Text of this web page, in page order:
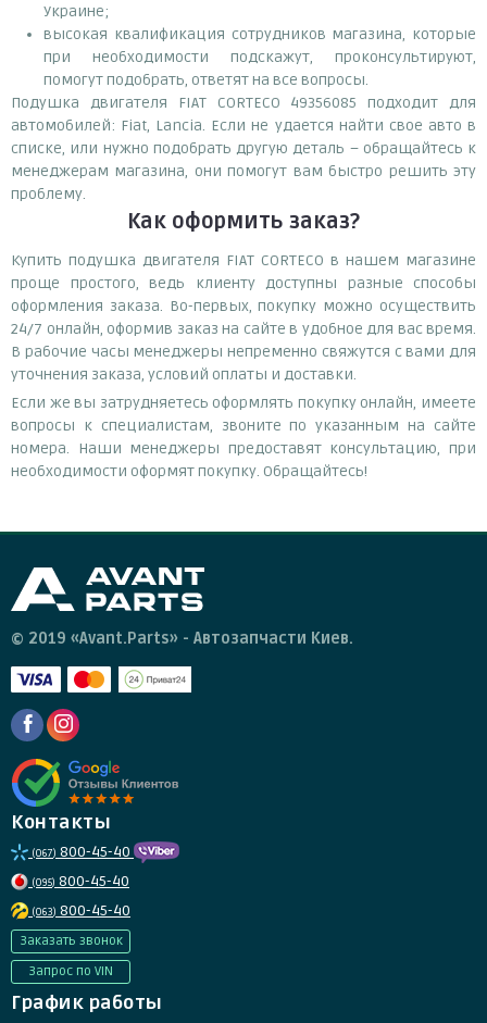
Украине;
высокая квалификация сотрудников магазина, которые
при необходимости подскажут, проконсультируют,
помогут подобрать, ответят на все вопросы.
Подушка двигателя FIAT CORTECO 49356085 подходит для
автомобилей: Fiat, Lancia. Если не удается найти свое авто в
списке, или нужно подобрать другую деталь – обращайтесь к
менеджерам магазина, они помогут вам быстро решить эту
проблему.
Как оформить заказ?
Купить подушка двигателя FIAT CORTECO в нашем магазине
проще простого, ведь клиенту доступны разные способы
оформления заказа. Во-первых, покупку можно осуществить
24/7 онлайн, оформив заказ на сайте в удобное для вас время.
В рабочие часы менеджеры непременно свяжутся с вами для
уточнения заказа, условий оплаты и доставки.
Если же вы затрудняетесь оформлять покупку онлайн, имеете
вопросы к специалистам, звоните по указанным на сайте
номера. Наши менеджеры предоставят консультацию, при
необходимости оформят покупку. Обращайтесь!
© 2019 «Avant.Parts» - Автозапчасти Киев.
Контакты
(067) 800-45-40
(095) 800-45-40
(063) 800-45-40
Заказать звонок
Запрос по VIN
График работы